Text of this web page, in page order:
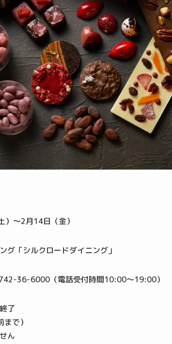
～2月14日（金）
グ「シルクロードダイニング」
36-6000（電話受付時間10:00～19:00）
了
で）
ん